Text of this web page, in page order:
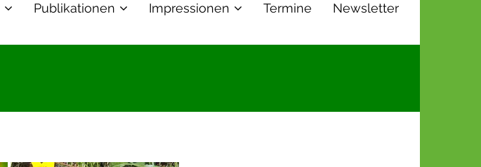
Publikationen Impressionen Termine Newsletter